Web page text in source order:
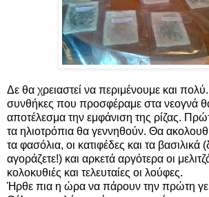
Δε θα χρειαστεί να περιμένουμε και πολύ.
συνθήκες που προσφέραμε στα νεογνά
αποτέλεσμα την εμφάνιση της ρίζας.
τα ηλιοτρόπια θα γεννηθούν. Θα
τα φασόλια, οι κατιφέδες και τα βασιλικά
αγοράζετε!) και αρκετά αργότερα οι
κολοκυθιές και τελευταίες οι λούφες.
Ήρθε πια η ώρα να πάρουν την πρώτη